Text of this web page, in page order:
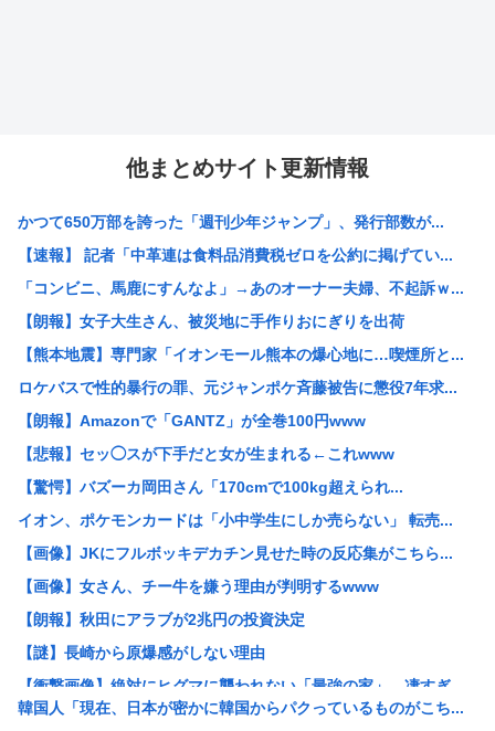
他まとめサイト更新情報
かつて650万部を誇った「週刊少年ジャンプ」、発行部数が...
【速報】 記者「中革連は食料品消費税ゼロを公約に掲げてい...
「コンビニ、馬鹿にすんなよ」→あのオーナー夫婦、不起訴ｗ...
【朗報】女子大生さん、被災地に手作りおにぎりを出荷
【熊本地震】専門家「イオンモール熊本の爆心地に…喫煙所と...
ロケバスで性的暴行の罪、元ジャンポケ斉藤被告に懲役7年求...
【朗報】Amazonで「GANTZ」が全巻100円www
【悲報】セッ◯スが下手だと女が生まれる←これwww
【驚愕】バズーカ岡田さん「170cmで100kg超えられ...
イオン、ポケモンカードは「小中学生にしか売らない」 転売...
【画像】JKにフルボッキデカチン見せた時の反応集がこちら...
【画像】女さん、チー牛を嫌う理由が判明するwww
【朗報】秋田にアラブが2兆円の投資決定
【謎】長崎から原爆感がしない理由
【衝撃画像】絶対にヒグマに襲われない「最強の家」、凄すぎ...
【消費税率1％】 「下げるのが筋なんですけど…」消費減税...
韓国人「現在、日本が密かに韓国からパクっているものがこち...